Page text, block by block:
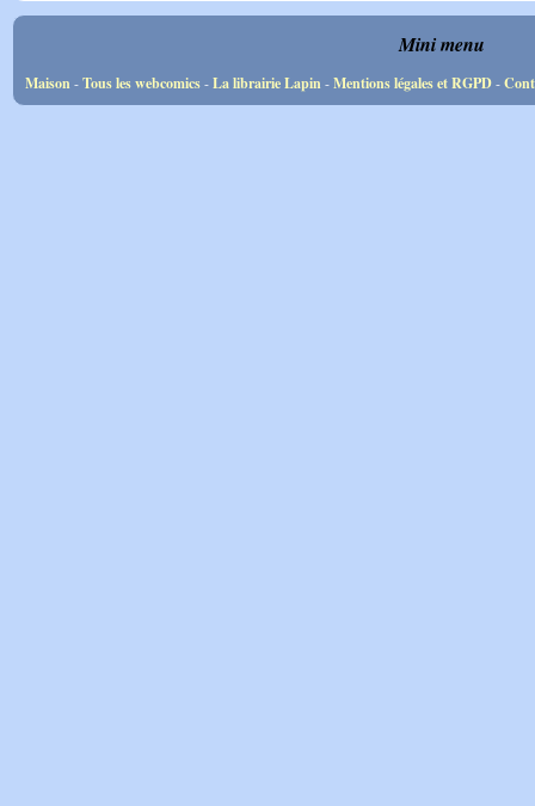
Mini menu
Maison-Tous les webcomics-La librairie Lapin-Mentions légales et RGPD-